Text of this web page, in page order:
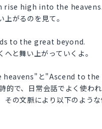
rise high into the heavens.
がるのを見て。
to the great beyond.
と舞い上がっていくよ。
と"Ascend to
的で、日常会話でよく使わ
その文脈により以下のよう